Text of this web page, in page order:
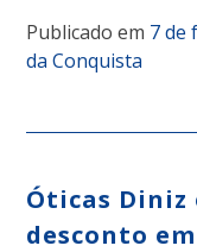
Publicado em 7 de
da Conquista
Óticas Diniz
desconto